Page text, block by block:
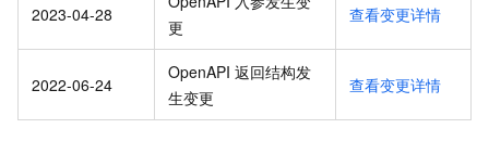
2023-04-28
更
查看变更详情
2022-06-24
OpenAPI 返回结构发
生变更
查看变更详情